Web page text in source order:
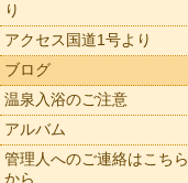
り
アクセス国道1号より
ブログ
温泉入浴のご注意
アルバム
管理人へのご連絡はこちら
から